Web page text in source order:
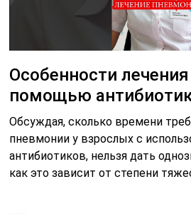
Особенности
помощью
Обсуждая, сколько времени
пневмонии у взрослых с
антибиотиков, нельзя дать
как это зависит от степени